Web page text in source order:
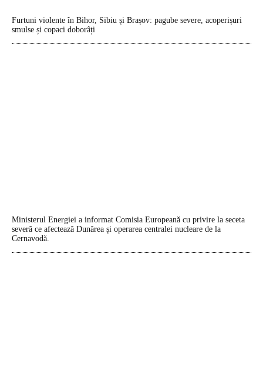
Furtuni violente în Bihor, Sibiu și Brașov: pagube severe, acoperișuri
smulse și copaci doborâți
Ministerul Energiei a informat Comisia Europeană cu privire la seceta
severă ce afectează Dunărea și operarea centralei nucleare de la
Cernavodă.